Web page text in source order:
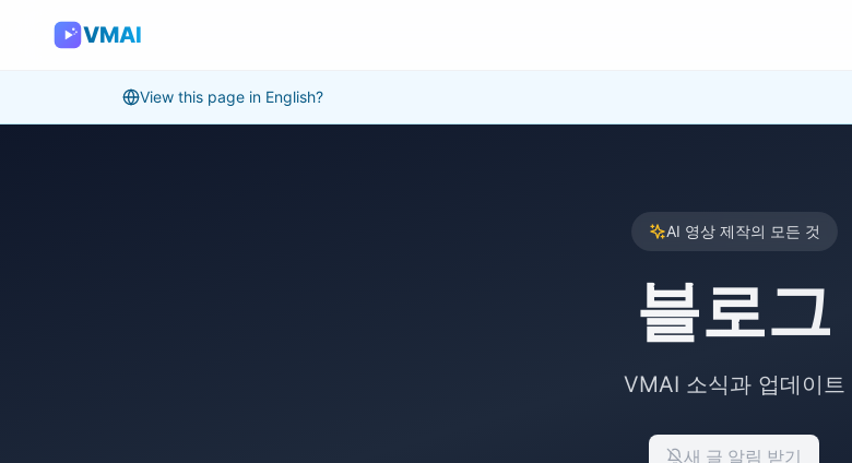
VMAI
View this page in English?
AI 영상 제작의 모든 것
블로그
VMAI 소식과 업데이트
새 글 알림 받기